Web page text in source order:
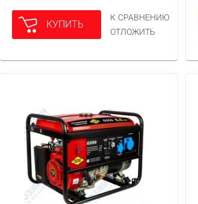
КУПИТЬ
К СРАВНЕНИЮ
ОТЛОЖИТЬ